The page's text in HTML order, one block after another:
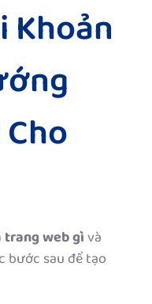
Khoản
trang web gìvà
bước sau để tạo